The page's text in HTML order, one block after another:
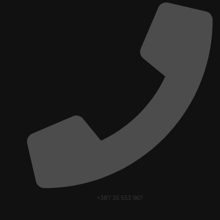
+387 35 553 967